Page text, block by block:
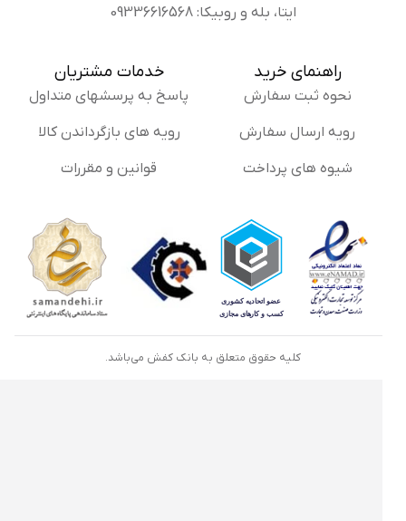
ایتا، بله و روبیکا: 09336616568
راهنمای خرید
نحوه ثبت سفارش
رویه ارسال سفارش
شیوه های پرداخت
خدمات مشتریان
پاسخ به پرسشهای متداول
رویه های بازگرداندن کالا
قوانین و مقررات
کلیه حقوق متعلق به بانک کفش می‌باشد.